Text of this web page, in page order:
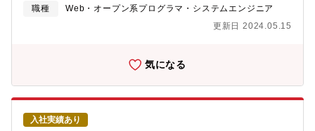
客との信頼関係の構築を行う■ビッグデータおよびアナリティクス
ドとアーキテクチャ設計をリードする■提案にあたっては顧客のビ
プローチを行う【同社説明資料】同社について詳細に説明されて
いる資料です。DXC自身の沿革や紹介、サービス紹介、顧客事
例、部門ごとの説明など詳しく記載がございますので、是非ご参
考にご確認くださいませ。
https://dxc.com/content/dam/dxc/projects/dxc-
com/jp/careers/materials/
職種
Web・オープン系プログラマ・システムエンジニア
更新日 2024.05.15
気になる
入社実績あり